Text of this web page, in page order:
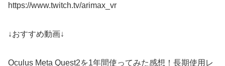
https://www.twitch.tv/arimax_vr
↓おすすめ動画↓
Oculus Meta Quest2を1年間使ってみた感想！長期使用レ